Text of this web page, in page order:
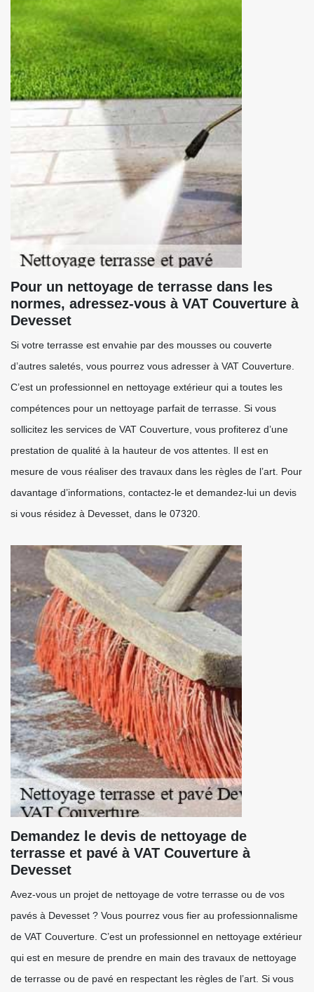
Pour un nettoyage de terrasse dans les
normes, adressez-vous à VAT Couverture à
Devesset
Si votre terrasse est envahie par des mousses ou couverte
d’autres saletés, vous pourrez vous adresser à VAT Couverture.
C’est un professionnel en nettoyage extérieur qui a toutes les
compétences pour un nettoyage parfait de terrasse. Si vous
sollicitez les services de VAT Couverture, vous profiterez d’une
prestation de qualité à la hauteur de vos attentes. Il est en
mesure de vous réaliser des travaux dans les règles de l’art. Pour
davantage d’informations, contactez-le et demandez-lui un devis
si vous résidez à Devesset, dans le 07320.
Demandez le devis de nettoyage de
terrasse et pavé à VAT Couverture à
Devesset
Avez-vous un projet de nettoyage de votre terrasse ou de vos
pavés à Devesset ? Vous pourrez vous fier au professionnalisme
de VAT Couverture. C’est un professionnel en nettoyage extérieur
qui est en mesure de prendre en main des travaux de nettoyage
de terrasse ou de pavé en respectant les règles de l’art. Si vous